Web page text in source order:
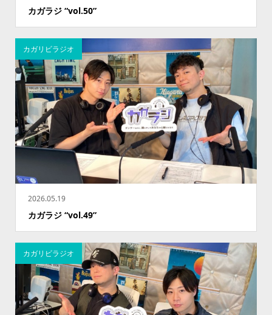
カガラジ “vol.50”
2026.05.19
カガラジ “vol.49”
カガリビラジオ
カガリビラジオ